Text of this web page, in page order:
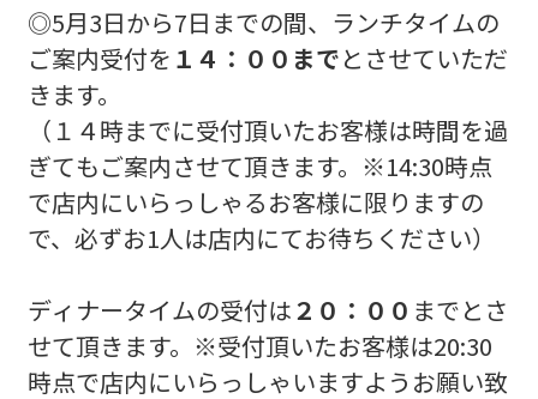
◎5月3日から7日までの間、ランチタイムの
ご案内受付を １４：００までとさせていただ
きます。
（１４時までに受付頂いたお客様は時間を過
ぎてもご案内させて頂きます。※14:30時点
で店内にいらっしゃるお客様に限りますの
で、必ずお1人は店内にてお待ちください）
ディナータイムの受付は２０：００ までとさ
せて頂きます。※受付頂いたお客様は20:30
時点で店内にいらっしゃいますようお願い致